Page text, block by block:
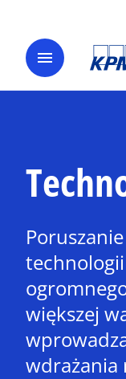
menu
większej
wdrażania